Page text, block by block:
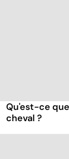
Qu'est-ce
cheval ?